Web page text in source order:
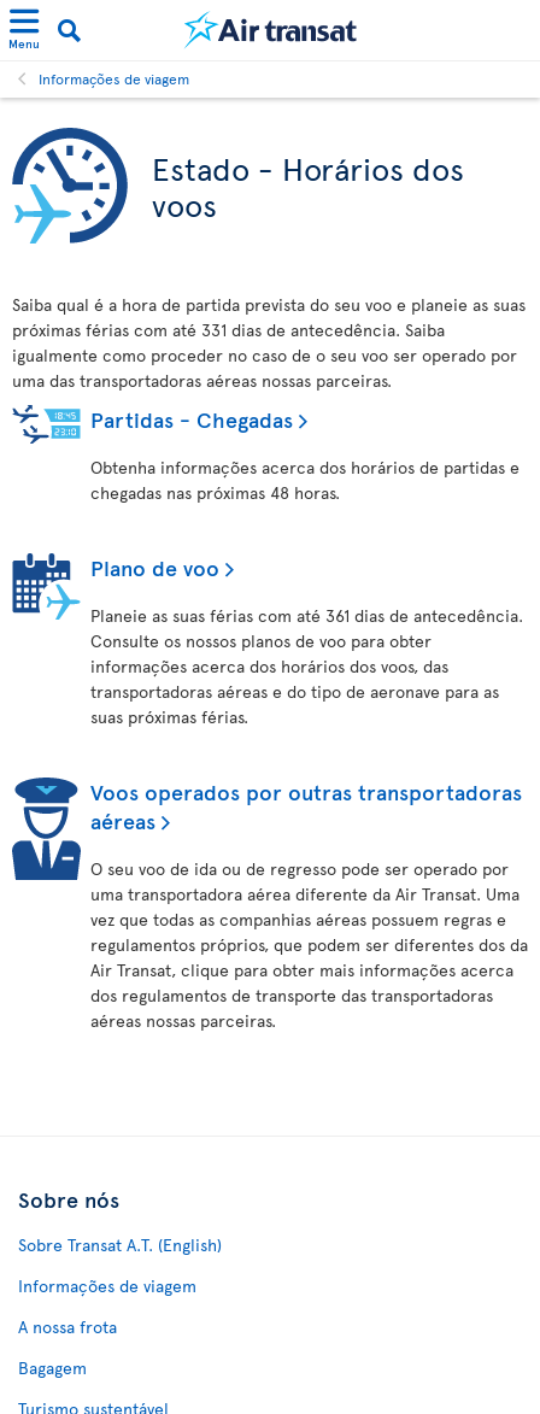
Menu
Informações de viagem
Estado - Horários dos
voos
Saiba qual é a hora de partida prevista do seu voo e planeie as suas
próximas férias com até 331 dias de antecedência. Saiba
igualmente como proceder no caso de o seu voo ser operado por
uma das transportadoras aéreas nossas parceiras.
Partidas - Chegadas
Obtenha informações acerca dos horários de partidas e
chegadas nas próximas 48 horas.
Plano de voo
Planeie as suas férias com até 361 dias de antecedência.
Consulte os nossos planos de voo para obter
informações acerca dos horários dos voos, das
transportadoras aéreas e do tipo de aeronave para as
suas próximas férias.
Voos operados por outras transportadoras
aéreas
O seu voo de ida ou de regresso pode ser operado por
uma transportadora aérea diferente da Air Transat. Uma
vez que todas as companhias aéreas possuem regras e
regulamentos próprios, que podem ser diferentes dos da
Air Transat, clique para obter mais informações acerca
dos regulamentos de transporte das transportadoras
aéreas nossas parceiras.
Sobre nós
Sobre Transat A.T. (English)
Informações de viagem
A nossa frota
Bagagem
Turismo sustentável